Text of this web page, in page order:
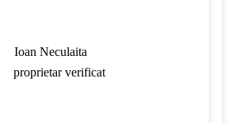
Ioan Neculaita
proprietar verificat